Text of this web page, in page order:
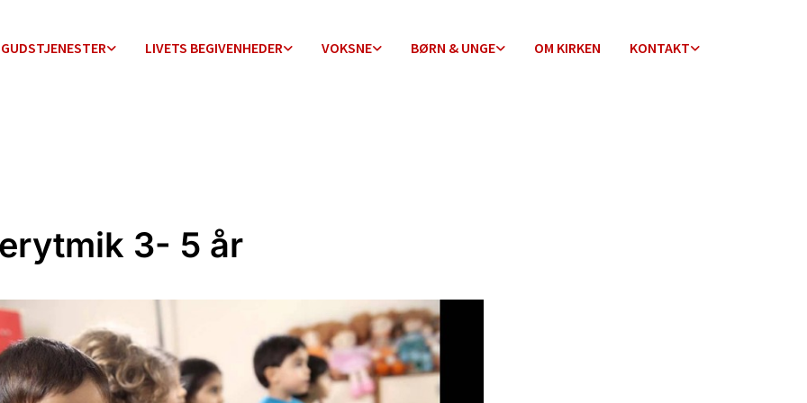
GUDSTJENESTER LIVETS BEGIVENHEDER VOKSNE BØRN & UNGE OM KIRKEN KONTAKT
3- 5 år